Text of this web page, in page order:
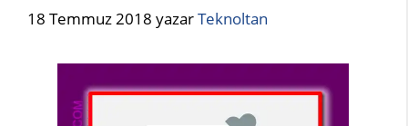
18 Temmuz 2018 yazarTeknoltan